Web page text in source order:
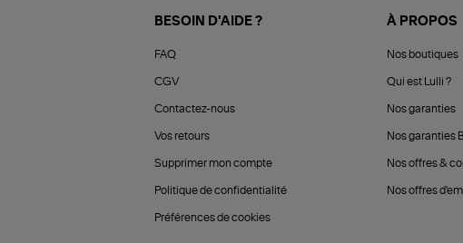
BESOIN D'AIDE ?
FAQ
CGV
Contactez-nous
Vos retours
Supprimer mon compte
Politique de confidentialité
Préférences de cookies
À PROPOS
Nos boutiques
Qui est Lulli ?
Nos garanties
Nos garanties
Nos offres &
Nos offres